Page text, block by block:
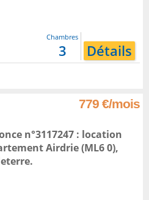
Chambres
3 Détails
779 €/mois
n°3117247 : location
Airdrie(ML6 0),
.